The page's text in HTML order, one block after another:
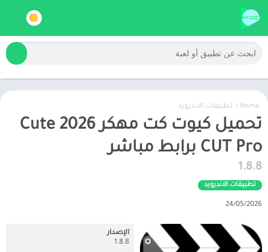
Home
/ تطبيقات الاندرويد
تحميل كيوت كت مهكر 2026 Cute
CUT Pro برابط مباشر
1.8.8
تطبيقات الاندرويد
24/05/2026
الإصدار
1.8.8